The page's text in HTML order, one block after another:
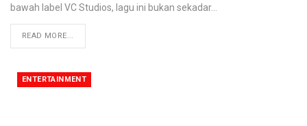
bawah label VC Studios, lagu ini bukan sekadar…
READ MORE...
ENTERTAINMENT